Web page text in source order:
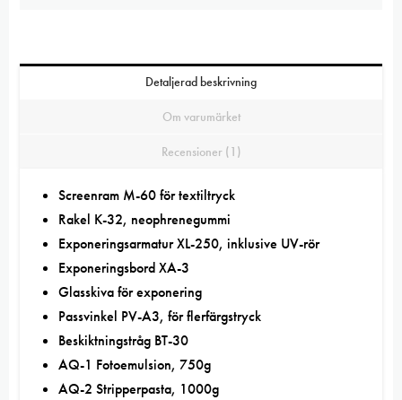
Detaljerad beskrivning
Om varumärket
Recensioner (1)
Screenram M-60 för textiltryck
Rakel K-32, neophrenegummi
Exponeringsarmatur XL-250, inklusive UV-rör
Exponeringsbord XA-3
Glasskiva för exponering
Passvinkel PV-A3, för flerfärgstryck
Beskiktningstråg BT-30
AQ-1 Fotoemulsion, 750g
AQ-2 Stripperpasta, 1000g